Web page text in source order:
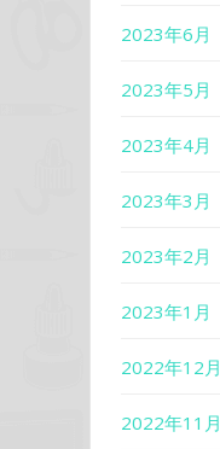
2023年6月
2023年5月
2023年4月
2023年3月
2023年2月
2023年1月
2022年12月
2022年11月